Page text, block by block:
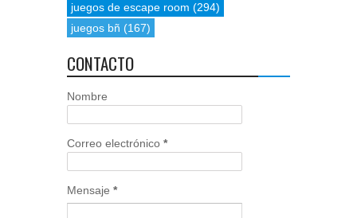
juegos de escape room (294)
juegos bñ (167)
CONTACTO
Nombre
Correo electrónico *
Mensaje *